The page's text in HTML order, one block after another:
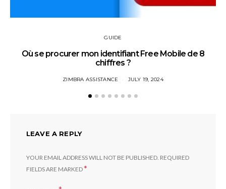
GUIDE
Où se procurer mon identifiant Free Mobile de 8
chiffres ?
ZIMBRA ASSISTANCE JULY 19, 2024
LEAVE A REPLY
YOUR EMAIL ADDRESS WILL NOT BE PUBLISHED. REQUIRED
FIELDS ARE MARKED*